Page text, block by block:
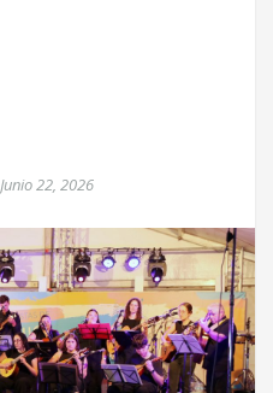
Junio 22, 2026